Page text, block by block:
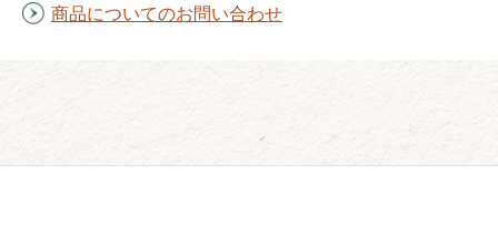
商品についてのお問い合わせ